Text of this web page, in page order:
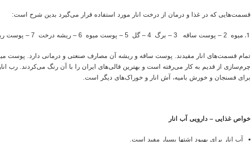
قسمتهایی که در غذا و درمان از درخت انار مورد استفاده قرار میگیرد بدین شرح است:
میوه 2 – پوست ساقه 3 – برگ 4 – گل 5 – پوست میوه 6 – ریشه درخت 7 – پوست ریشه.
تمام قسمتهای انار مفیدند. پوست ساقه و ریشه آن مصارف صنعتی و درمانی دارد. پوست
چرمسازی از قدیم به کار میرفته است و بهترین قالیهای ایران را با آن رنگ میکردند. رب
برای فسنجان و خورش بامیه، آش انار و خوراکهای دیگر است.
خواص غذایی– دارویی آب انار
آب انار برای بهبود اشتها بسیار مفید است.